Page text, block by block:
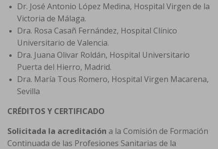
Dr. José Antonio López Medina, Hospital Virgen de la
Victoria de Málaga.
Dra. Rosa Casañ Fernández, Hospital Clínico
Universitario de Valencia.
Dra. Juana Olivar Roldán, Hospital Universitario
Puerta del Hierro, Madrid.
Dra. María Tous Romero, Hospital Virgen Macarena,
Sevilla
CRÉDITOS Y CERTIFICADO
Solicitada la acreditación a la Comisión de Formación
Continuada de las Profesiones Sanitarias de la